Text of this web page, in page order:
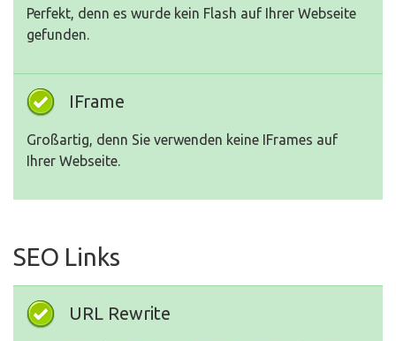
Perfekt, denn es wurde kein Flash auf Ihrer Webseite
gefunden.
IFrame
Großartig, denn Sie verwenden keine IFrames auf
Ihrer Webseite.
SEO Links
URL Rewrite